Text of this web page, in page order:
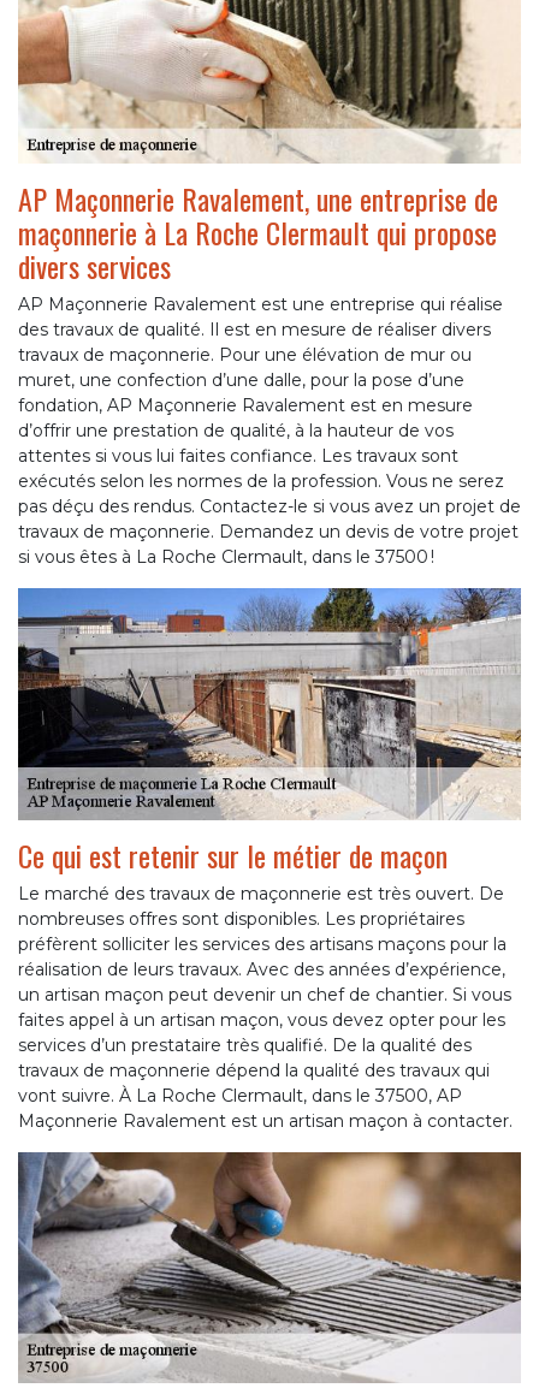
AP Maçonnerie Ravalement, une entreprise de
maçonnerie à La Roche Clermault qui propose
divers services
AP Maçonnerie Ravalement est une entreprise qui réalise
des travaux de qualité. Il est en mesure de réaliser divers
travaux de maçonnerie. Pour une élévation de mur ou
muret, une confection d’une dalle, pour la pose d’une
fondation, AP Maçonnerie Ravalement est en mesure
d’offrir une prestation de qualité, à la hauteur de vos
attentes si vous lui faites confiance. Les travaux sont
exécutés selon les normes de la profession. Vous ne serez
pas déçu des rendus. Contactez-le si vous avez un projet de
travaux de maçonnerie. Demandez un devis de votre projet
si vous êtes à La Roche Clermault, dans le 37500 !
Ce qui est retenir sur le métier de maçon
Le marché des travaux de maçonnerie est très ouvert. De
nombreuses offres sont disponibles. Les propriétaires
préfèrent solliciter les services des artisans maçons pour la
réalisation de leurs travaux. Avec des années d’expérience,
un artisan maçon peut devenir un chef de chantier. Si vous
faites appel à un artisan maçon, vous devez opter pour les
services d’un prestataire très qualifié. De la qualité des
travaux de maçonnerie dépend la qualité des travaux qui
vont suivre. À La Roche Clermault, dans le 37500, AP
Maçonnerie Ravalement est un artisan maçon à contacter.